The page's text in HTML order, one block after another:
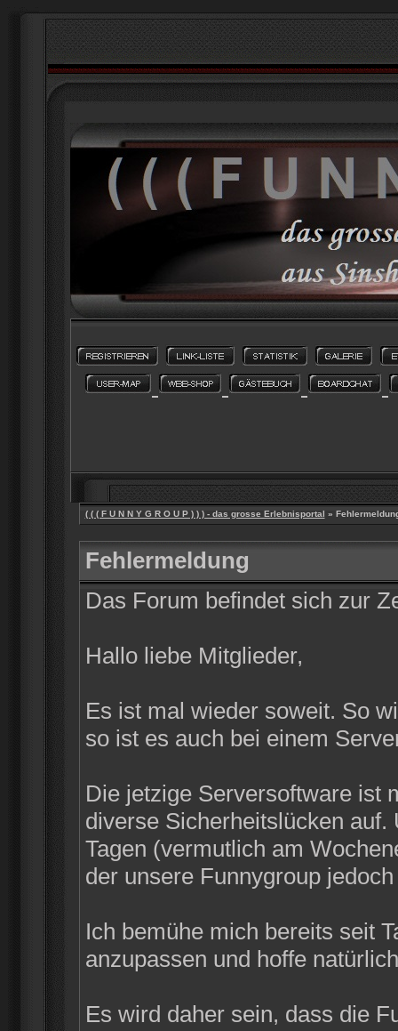
( ( ( F U N N Y G R O U P ) ) ) - das grosse Erlebnisportal »
Fehlermeldung
Das Forum befindet sich zur
Hallo liebe Mitglieder,
Es ist mal wieder soweit. So
so ist es auch bei einem
Die jetzige Serversoftware ist
diverse Sicherheitslücken
Tagen (vermutlich am
der unsere Funnygroup
Ich bemühe mich bereits seit
anzupassen und hoffe
Es wird daher sein, dass die